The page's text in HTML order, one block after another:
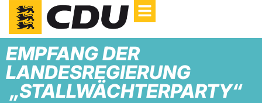
EMPFANG DER
LANDESREGIERUNG
„STALLWÄCHTERPARTY“